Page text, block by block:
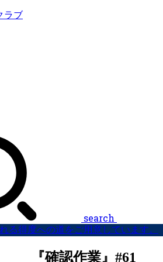
search
る得度への道をご用意しています。
『確認作業』#61